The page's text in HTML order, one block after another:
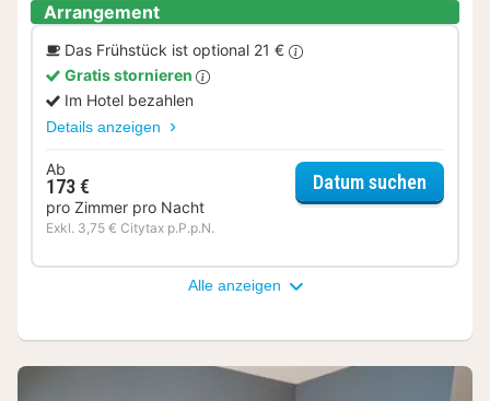
Arrangement
Das Frühstück ist optional 21 €
Gratis stornieren
Im Hotel bezahlen
Details anzeigen
Ab
173 €
pro Zimmer pro Nacht
Exkl. 3,75 € Citytax p.P.p.N.
Datum suchen
Alle anzeigen